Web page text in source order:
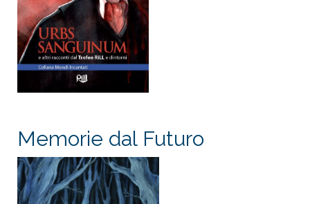
Memorie dal Futuro